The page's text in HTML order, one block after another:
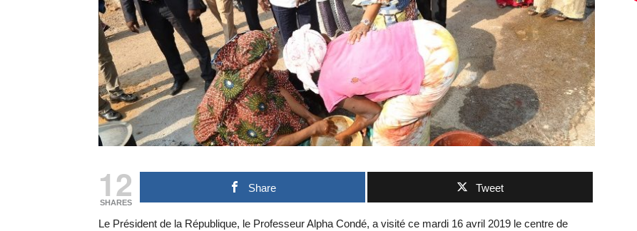
12
SHARES
Share Tweet
Le Président de la République, le Professeur Alpha Condé, a visité ce mardi 16 avril 2019 le centre de